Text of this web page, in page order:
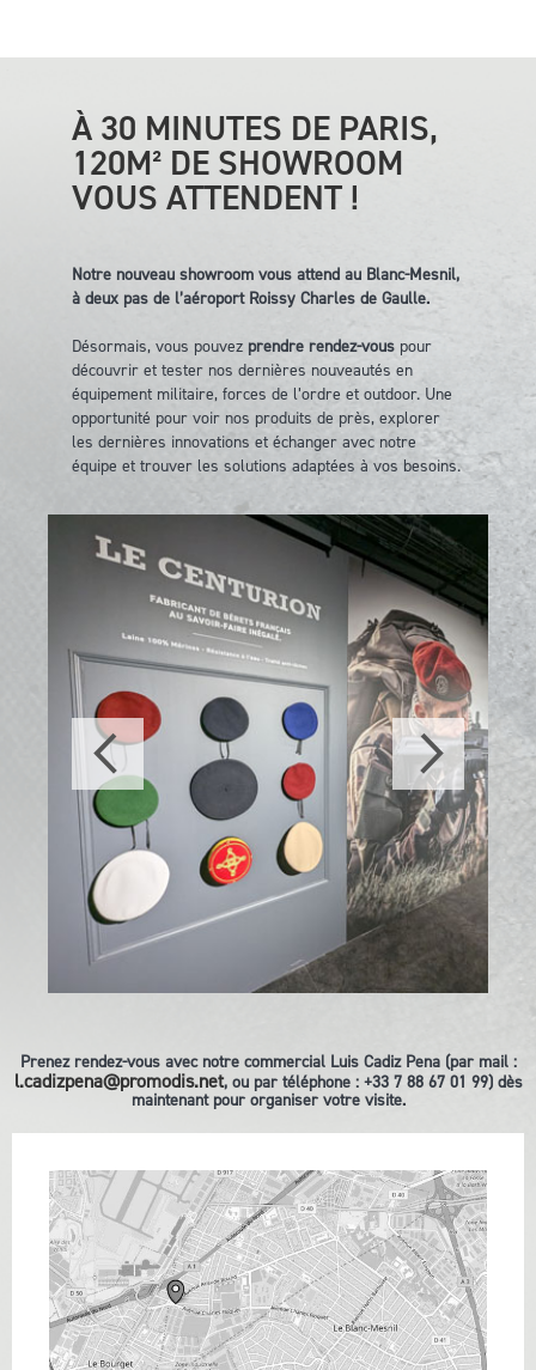
À 30 MINUTES DE PARIS,
120M² DE SHOWROOM
VOUS ATTENDENT !
Notre nouveau showroom vous attend au Blanc-Mesnil,
à deux pas de l’aéroport Roissy Charles de Gaulle.
Désormais, vous pouvez prendre rendez-vous pour
découvrir et tester nos dernières nouveautés en
équipement militaire, forces de l’ordre et outdoor. Une
opportunité pour voir nos produits de près, explorer
les dernières innovations et échanger avec notre
équipe et trouver les solutions adaptées à vos besoins.
Prenez rendez-vous avec notre commercial Luis Cadiz Pena (par mail :
l.cadizpena@promodis.net, ou par téléphone : +33 7 88 67 01 99) dès
maintenant pour organiser votre visite.